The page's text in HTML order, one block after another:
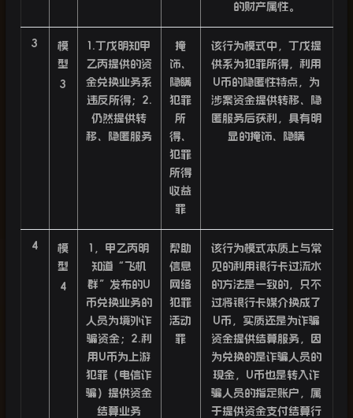
的财产属性。
3
模
型
3
1.丁戊明知甲
乙丙提供的资
金兑换业务系
违反所得；
2.
仍然提供转
移、隐匿服务
掩
饰、
隐瞒
犯罪
所
得、
犯罪
所得
收益
罪
该行为模式中，丁戊提
供系为犯罪所得，利用
U币的隐匿性特点，为
涉案资金提供转移、隐
匿服务后获利，具有明
显的掩饰、隐瞒
4
模
型
4
1 ，甲乙丙明
知道“飞机
群”发布的U
币兑换业务的
人员为境外诈
骗资金；
2.利
用 U币为上游
犯罪（电信诈
骗）提供资金
结算业务
帮助
信息
网络
犯罪
活动
罪
该行为模式本质上与常
见的利用银行卡过流水
的方法是一致的，只不
过将银行卡媒介换成了
U币，实质还是为诈骗
资金提供结算服务，因
为兑换的是诈骗人员的
现金， U币也是转入诈
骗人员的指定账户，属
于提供资金支付结算行